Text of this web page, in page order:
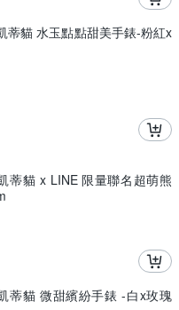
蒂貓 水玉點點甜美手錶-粉紅x
蒂貓 x LINE 限量聯名超萌熊
蒂貓 微甜繽紛手錶 -白x玫瑰